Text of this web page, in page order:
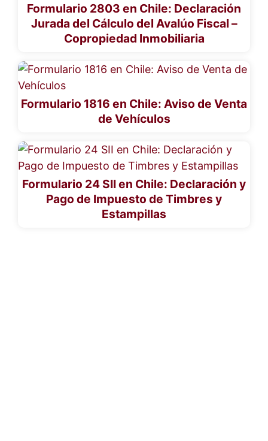
Formulario 2803 en Chile: Declaración
Jurada del Cálculo del Avalúo Fiscal –
Copropiedad Inmobiliaria
Formulario 1816 en Chile: Aviso de Venta
de Vehículos
Formulario 24 SII en Chile: Declaración y
Pago de Impuesto de Timbres y
Estampillas